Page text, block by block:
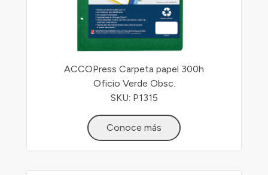
ACCOPress Carpeta papel 300h
Oficio Verde Obsc.
SKU: P1315
Conoce más